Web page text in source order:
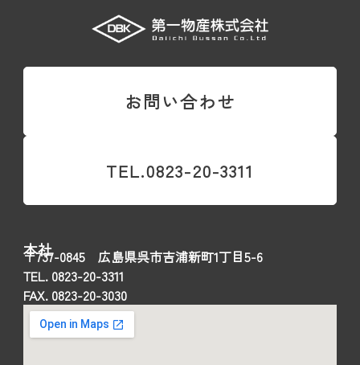
お問い合わせ
TEL.0823-20-3311
本社
〒737-0845 広島県呉市吉浦新町1丁目5-6
TEL. 0823-20-3311
FAX. 0823-20-3030